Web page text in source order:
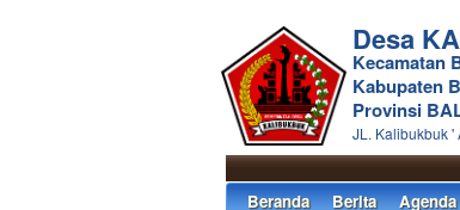
Desa
Kecamatan
Kabupaten
Provinsi
JL. Kalibukbuk '
Beranda Berita Agenda